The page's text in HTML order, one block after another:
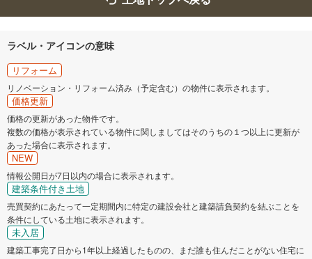
ラベル・アイコンの意味
リフォーム
リノベーション・リフォーム済み（予定含む）の物件に表示されます。
価格更新
価格の更新があった物件です。
複数の価格が表示されている物件に関しましてはそのうちの１つ以上に更新が
あった場合に表示されます。
NEW
情報公開日が7日以内の場合に表示されます。
建築条件付き土地
売買契約にあたって一定期間内に特定の建設会社と建築請負契約を結ぶことを
条件にしている土地に表示されます。
未入居
建築工事完了日から1年以上経過したものの、まだ誰も住んだことがない住宅に